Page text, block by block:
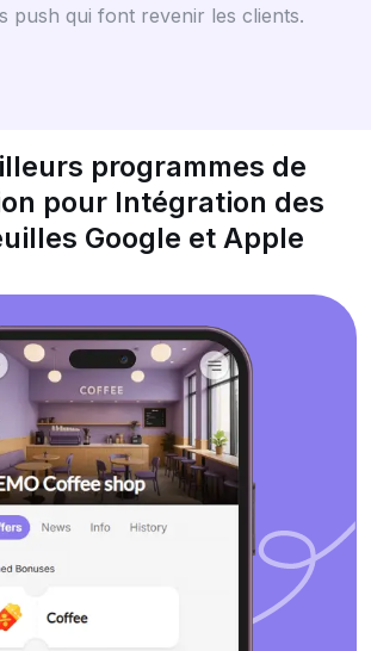
push qui font revenir les clients.
programmes de
pour Intégration des
Google et Apple